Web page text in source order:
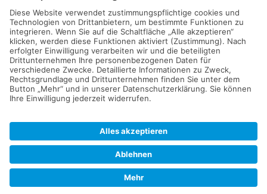
Kaufen Verkaufen Mieten Vermieten
Kontakt Impressum